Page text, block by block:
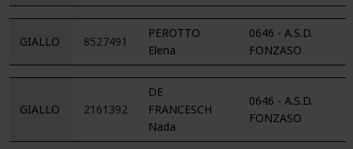
GIALLO 8527491
PEROTTO
Elena
0646 - A.S.D.
FONZASO
GIALLO 2161392
DE
FRANCESCH
Nada
0646 - A.S.D.
FONZASO